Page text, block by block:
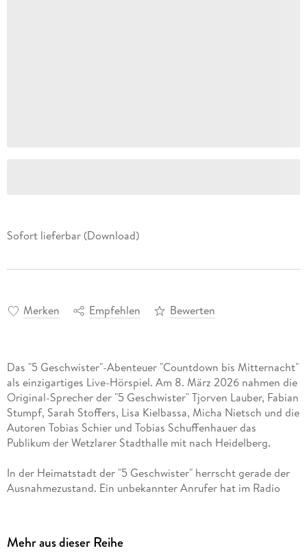
Sofort lieferbar (Download)
Merken Empfehlen Bewerten
Das "5 Geschwister"-Abenteuer "Countdown bis Mitternacht"
als einzigartiges Live-Hörspiel. Am 8. März 2026 nahmen die
Original-Sprecher der "5 Geschwister" Tjorven Lauber, Fabian
Stumpf, Sarah Stoffers, Lisa Kielbassa, Micha Nietsch und die
Autoren Tobias Schier und Tobias Schuffenhauer das
In der Heimatstadt der "5 Geschwister" herrscht gerade der
Ausnahmezustand. Ein unbekannter Anrufer hat im Radio
Energie. Die "5 Geschwister" wollen helfen und geraten
Mehr aus dieser Reihe